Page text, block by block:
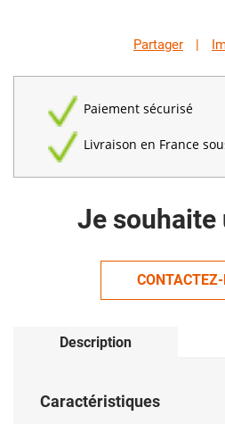
Partager |
Paiement sécurisé
Livraison en France
Je souhaite
Description
Caractéristiques